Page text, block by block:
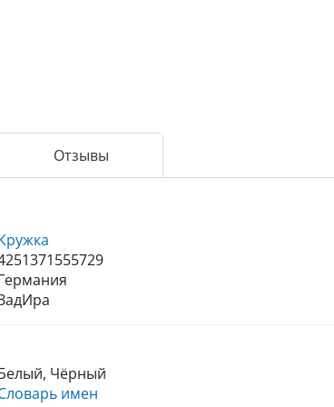
Отзывы
Чёрный
имен